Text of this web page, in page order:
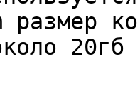
20гб